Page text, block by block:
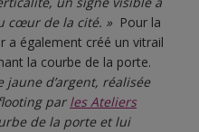
cœur de la cité. » Pour la
a également créé un vitrail
la courbe de la porte.
jaune d’argent, réalisée
par les Ateliers
de la porte et lui